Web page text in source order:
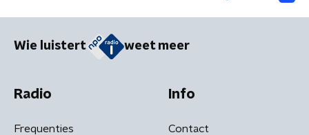
Wie luistert weet meer
Radio
Frequenties
Info
Contact